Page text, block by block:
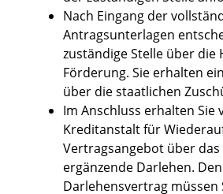
Nach Eingang der
Antragsunterlagen
zuständige Stelle über die
Förderung. Sie erhalten
über die staatlichen
Im Anschluss erhalten Sie
Kreditanstalt für
Vertragsangebot über
ergänzende Darlehen. Den
Darlehensvertrag müssen